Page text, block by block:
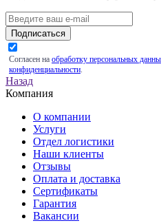
Подписаться
Согласен на обработку персональных
конфиденциальности.
Назад
Компания
О компании
Услуги
Отдел логистики
Наши клиенты
Отзывы
Оплата и доставка
Сертификаты
Гарантия
Вакансии